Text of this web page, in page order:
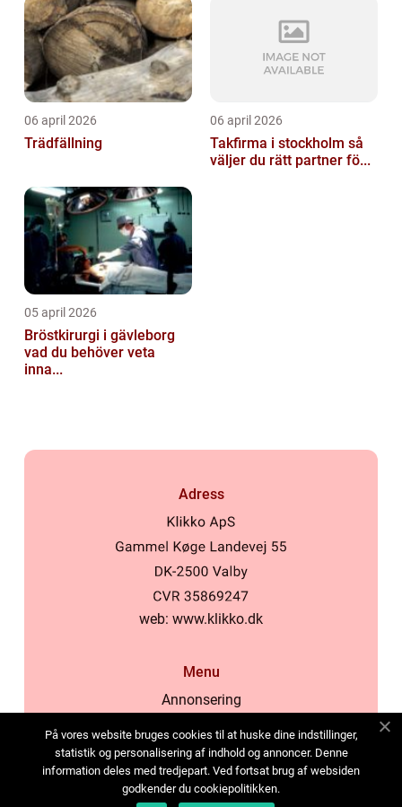
06 april 2026
Trädfällning
06 april 2026
Takfirma i stockholm så
väljer du rätt partner fö...
05 april 2026
Bröstkirurgi i gävleborg
vad du behöver veta
inna...
Adress
web: www.klikko.dk
Menu
Annonsering
Cookies
Kontakta oss
Sitemap
På vores website bruges cookies til at huske dine indstillinger,
statistik og personalisering af indhold og annoncer. Denne
information deles med tredjepart. Ved fortsat brug af websiden
godkender du cookiepolitikken.